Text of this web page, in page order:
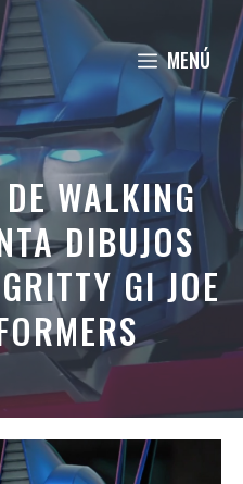
MENÚ
WALKING
DIBUJOS
GI JOE